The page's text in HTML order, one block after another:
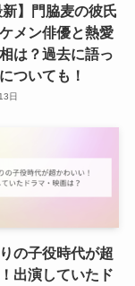
新】門脇麦の彼氏
メン俳優と熱愛
は？過去に語っ
ついても！
日
の子役時代が超
出演していたド